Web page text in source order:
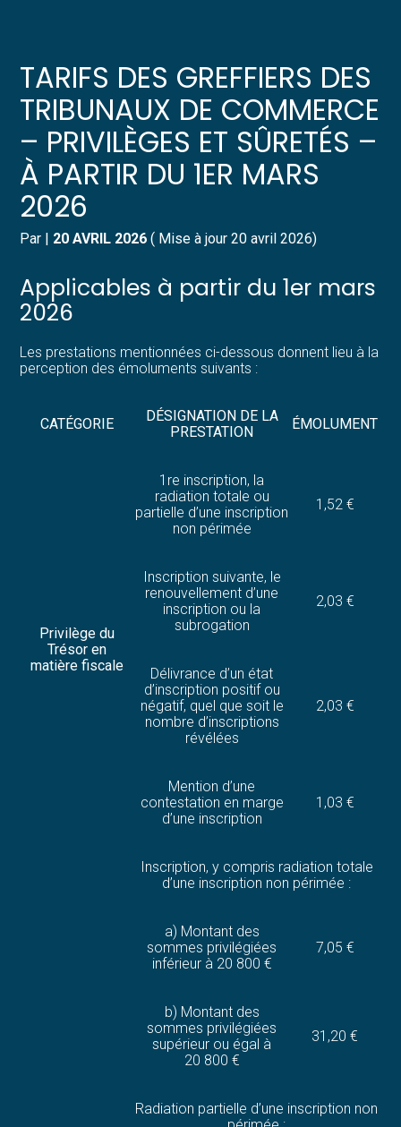
Gérer votre quotidien
Piloter votre entreprise
Développer votre entreprise
Construire votre patrimoine
Structurer votre croissance
Être prêt pour la facturation
Suivre votre comptabilité
Gérer vos ressources humaines
Dématérialiser vos documents
TARIFS DES GREFFIERS DES
TRIBUNAUX DE COMMERCE
– PRIVILÈGES ET SÛRETÉS –
À PARTIR DU 1ER MARS
2026
Par | 20 AVRIL 2026 ( Mise à jour 20 avril 2026)
Applicables à partir du 1er mars
2026
Les prestations mentionnées ci-dessous donnent lieu à la
perception des émoluments suivants :
CATÉGORIE
DÉSIGNATION DE LA
PRESTATION
ÉMOLUMENT
Privilège du
Trésor en
matière fiscale
1re inscription, la
radiation totale ou
partielle d’une inscription
non périmée
1,52 €
Inscription suivante, le
renouvellement d’une
inscription ou la
subrogation
2,03 €
Délivrance d’un état
d’inscription positif ou
négatif, quel que soit le
nombre d’inscriptions
révélées
2,03 €
Mention d’une
contestation en marge
d’une inscription
1,03 €
Inscription, y compris radiation totale
d’une inscription non périmée :
a) Montant des
sommes privilégiées
inférieur à 20 800 €
7,05 €
b) Montant des
sommes privilégiées
supérieur ou égal à
20 800 €
31,20 €
Radiation partielle d’une inscription non